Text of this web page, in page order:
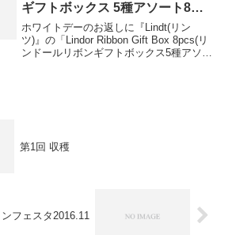
ギフトボックス 5種アソート8個
入り
ホワイトデーのお返しに『Lindt(リン
ツ)』の「Lindor Ribbon Gift Box 8pcs(リ
ンドールリボンギフトボックス5種アソー
第1回 収穫
フェスタ2016.11